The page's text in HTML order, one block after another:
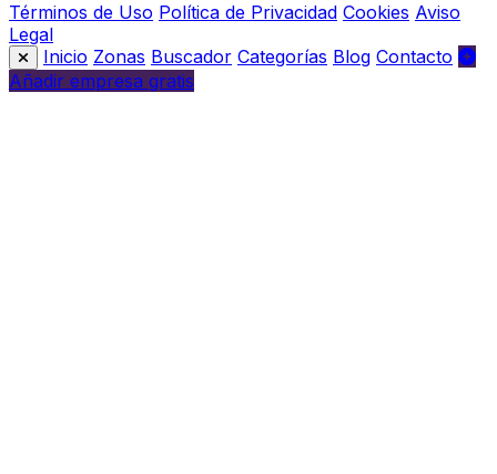
Términos de Uso Política de Privacidad Cookies Aviso
Legal
Inicio Zonas Buscador Categorías Blog Contacto
Añadir empresa gratis